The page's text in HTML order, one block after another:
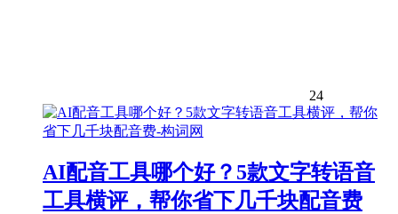
24
AI配音工具哪个好？5款文字转语音
工具横评，帮你省下几千块配音费